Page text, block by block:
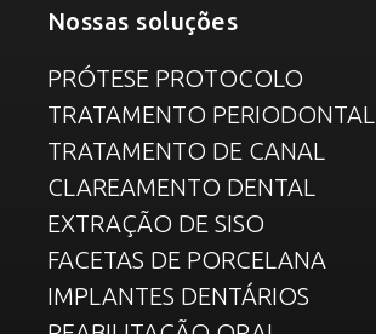
Nossas soluções
PRÓTESE PROTOCOLO
TRATAMENTO PERIODONTAL
TRATAMENTO DE CANAL
CLAREAMENTO DENTAL
EXTRAÇÃO DE SISO
FACETAS DE PORCELANA
IMPLANTES DENTÁRIOS